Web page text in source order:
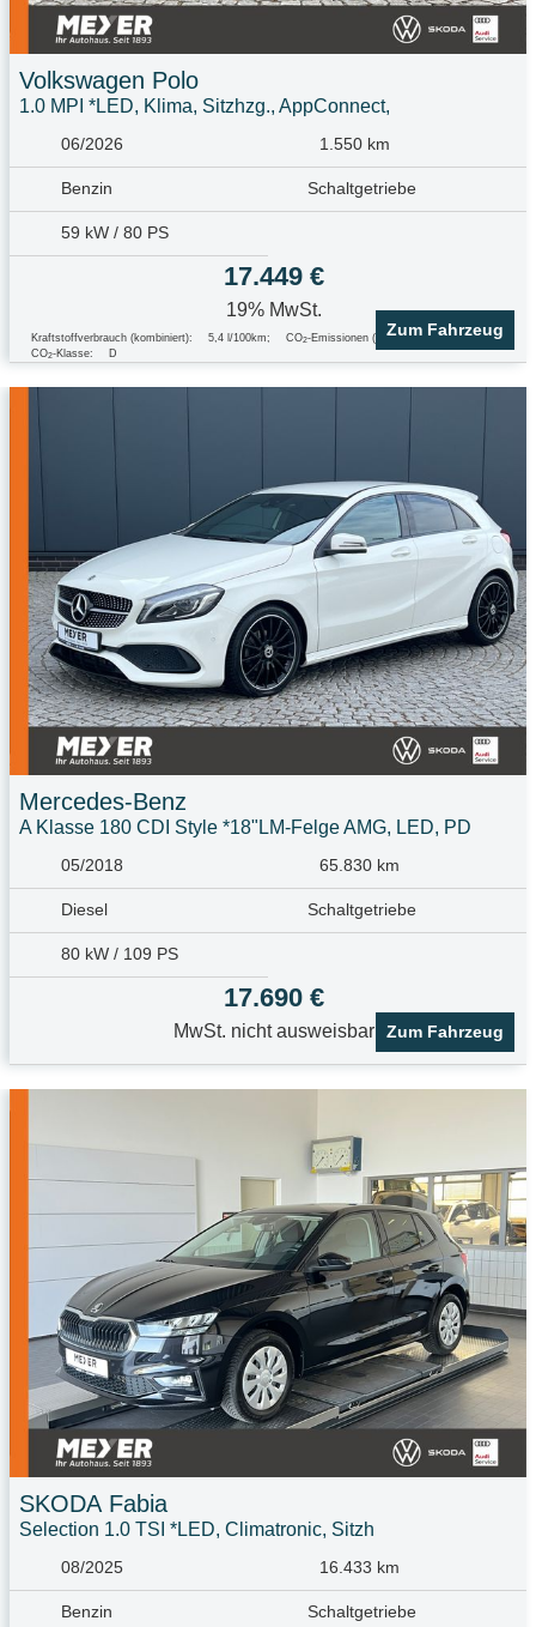
Volkswagen Polo
1.0 MPI *LED, Klima, Sitzhzg., AppConnect,
06/2026 1.550 km
Benzin Schaltgetriebe
59 kW / 80 PS
17.449 €
19% MwSt.
Kraftstoffverbrauch (kombiniert): 5,4 l/100km; CO2-Emissionen (kombiniert): 123.0 g/km
CO2-Klasse: D
Zum Fahrzeug
Mercedes-Benz
A Klasse 180 CDI Style *18"LM-Felge AMG, LED, PD
05/2018 65.830 km
Diesel Schaltgetriebe
80 kW / 109 PS
17.690 €
MwSt. nicht ausweisbar Zum Fahrzeug
SKODA Fabia
Selection 1.0 TSI *LED, Climatronic, Sitzh
08/2025 16.433 km
Benzin Schaltgetriebe